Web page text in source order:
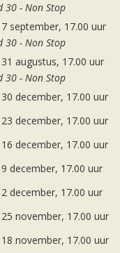
30 - Non Stop
september, 17.00 uur
30 - Non Stop
augustus, 17.00 uur
30 - Non Stop
december, 17.00 uur
december, 17.00 uur
december, 17.00 uur
december, 17.00 uur
december, 17.00 uur
november, 17.00 uur
november, 17.00 uur